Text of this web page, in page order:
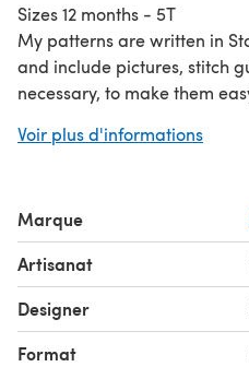
Sizes 12 months - 5T
My patterns are written in
and include pictures, stitch
necessary, to make them
page and join us for info,
Follow my blog:
Text and images (c) The
Reserved.
Voir plus d'informations
Marque
Artisanat
Designer
Format